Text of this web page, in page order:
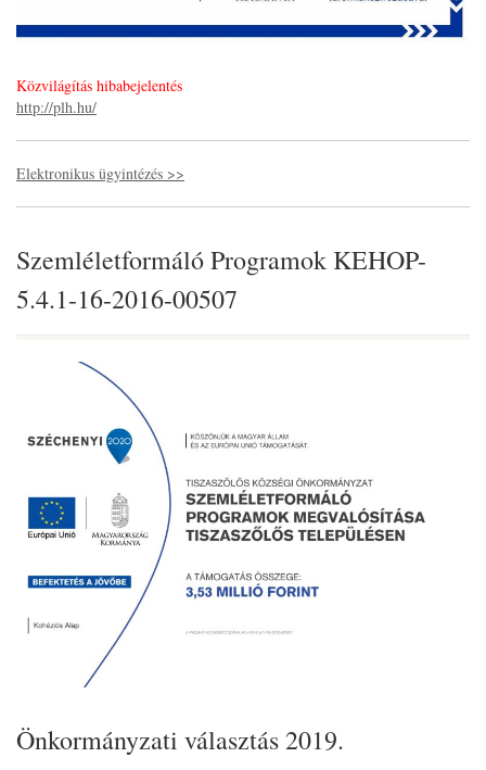
Közvilágítás hibabejelentés
http://plh.hu/
Elektronikus ügyintézés >>
Szemléletformáló Programok KEHOP-
5.4.1-16-2016-00507
Önkormányzati választás 2019.